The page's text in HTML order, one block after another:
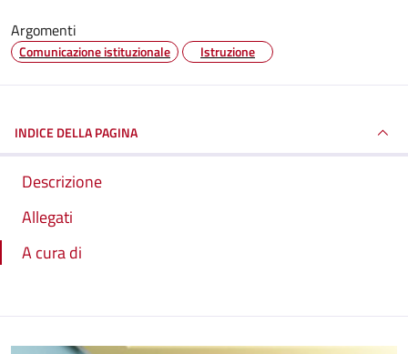
Argomenti
Comunicazione istituzionale Istruzione
INDICE DELLA PAGINA
Descrizione
Allegati
A cura di